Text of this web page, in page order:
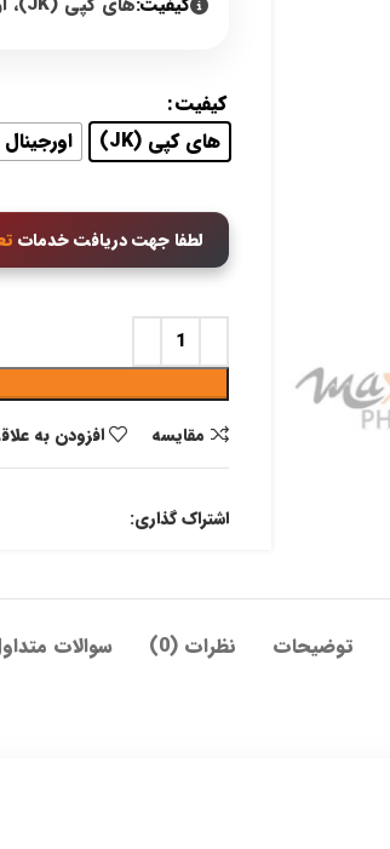
کیفیت
های کپی (JK)
لطفا جهت دریافت خدمات
مقايسه افزودن به
اشتراک گذاری:
توضیحات نظرات (0) سوالات